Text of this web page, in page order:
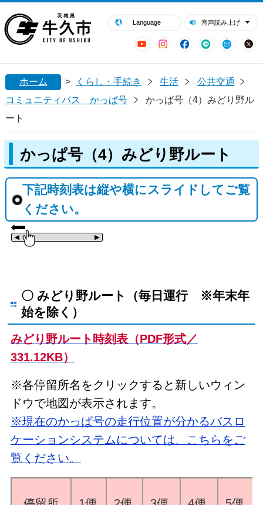
Language 音声読み上げ
YouTubeInstagram
Facebook
LINE Mail
閉じる
ホーム > くらし・手続き 生活
公共交通
コミュニティバス かっぱ号
かっぱ号（4）みどり野ル
ート
かっぱ号（4）みどり野ルート
下記時刻表は縦や横にスライドしてご覧
ください。
〇 みどり野ルート（毎日運行 ※年末年
始を除く）
みどり野ルート時刻表（PDF形式／
331.12KB）
※各停留所名をクリックすると新しいウィン
ドウで地図が表示されます。
※現在のかっぱ号の走行位置が分かるバスロ
ケーションシステムについては、こちらをご
覧ください。